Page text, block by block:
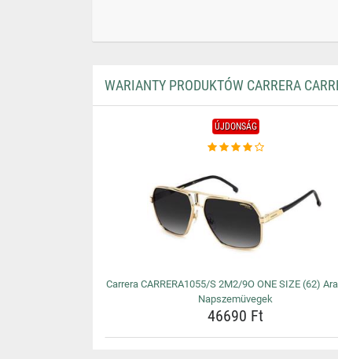
WARIANTY PRODUKTÓW CARRERA
ÚJDONSÁG
Carrera CARRERA1055/S 2M2/9O ONE SIZE (62)
Napszemüvegek
46690 Ft